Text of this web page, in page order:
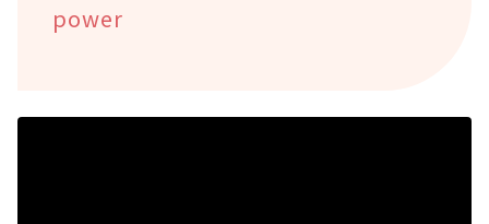
power